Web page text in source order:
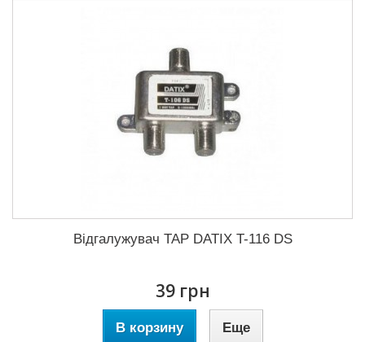
Відгалужувач TAP DATIX T-116 DS
39 грн
В корзину Еще